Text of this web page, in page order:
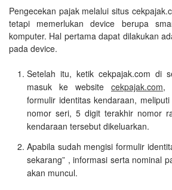
Pengecekan pajak melalui situs
tetapi memerlukan device berupa
komputer. Hal pertama dapat dilakukan
pada device.
Setelah itu, ketik cekpajak.com di
masuk ke website cekpajak.com,
formulir identitas kendaraan,
nomor seri, 5 digit terakhir nomor
kendaraan tersebut dikeluarkan.
Apabila sudah mengisi formulir
sekarang” , informasi serta nominal
akan muncul.